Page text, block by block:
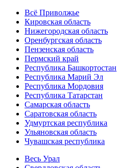
Всё Приволжье
Кировская область
Нижегородская область
Оренбургская область
Пензенская область
Пермский край
Республика Башкортостан
Республика Марий Эл
Республика Мордовия
Республика Татарстан
Самарская область
Саратовская область
Удмуртская республика
Ульяновская область
Чувашская республика
Весь Урал